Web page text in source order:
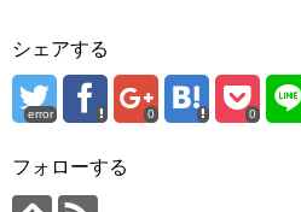
シェアする
error 0 0
フォローする